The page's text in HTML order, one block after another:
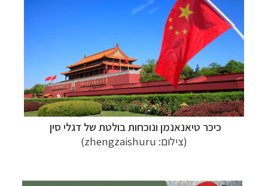
כיכר טיאנאנמן ונוכחות בולטת של דגלי סין
(צילום: zhengzaishuru
)
תכנון טיולים למזרח הרחוק
לחצו לרשימת יעדים »
תכנוןטיולים לאוסטרליה וניו זילנד לחצו לרשימת